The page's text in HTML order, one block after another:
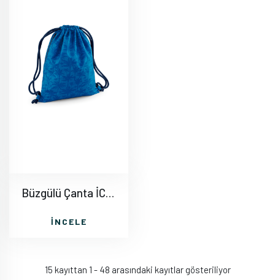
Büzgülü Çanta İC015
İNCELE
15 kayıttan 1 - 48 arasındaki kayıtlar gösteriliyor